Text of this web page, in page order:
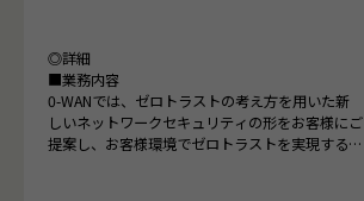
◎詳細
■業務内容
0-WANでは、ゼロトラストの考え方を用いた新
しいネットワークセキュリティの形をお客様にご
提案し、お客様環境でゼロトラストを実現するた